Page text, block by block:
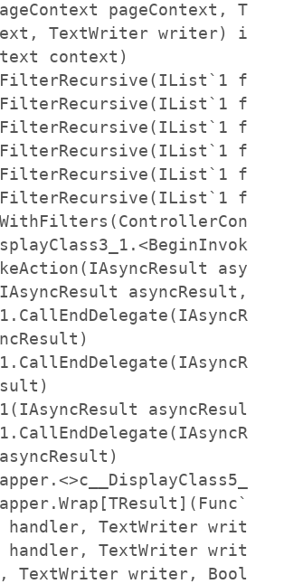
pageContext,
TextWriter writer) in
context)
asyncResult,
asyncResult,
TextWriter
TextWriter
TextWriter writer,